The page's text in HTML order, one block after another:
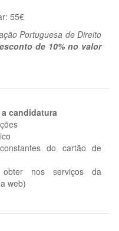
55€
Portuguesa de Direito
de 10% no valor
candidatura
do cartão de
nos serviços da
web)